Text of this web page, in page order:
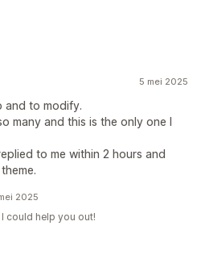
5 mei 2025
and to modify.
many and this is the only one I
to me within 2 hours and
2025
could help you out!